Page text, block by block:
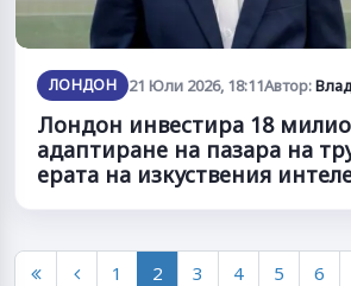
ЛОНДОН 21 Юли 2026, 18:11Автор:
Лондон инвестира 18
адаптиране на пазара на
ерата на изкуствения
1 2 3 4 5 6